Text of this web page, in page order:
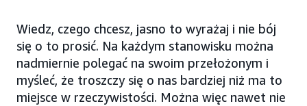
Wiedz, czego chcesz, jasno to wyrażaj i nie bój
się o to prosić. Na każdym stanowisku można
nadmiernie polegać na swoim przełożonym i
myśleć, że troszczy się o nas bardziej niż ma to
miejsce w rzeczywistości. Można więc nawet nie